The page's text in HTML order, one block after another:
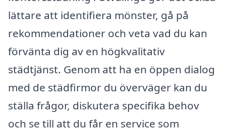
lättare att identifiera mönster, gå på
rekommendationer och veta vad du kan
förvänta dig av en högkvalitativ
städtjänst. Genom att ha en öppen dialog
med de städfirmor du överväger kan du
ställa frågor, diskutera specifika behov
och se till att du får en service som